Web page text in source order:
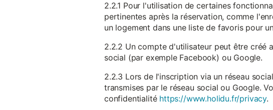
2.2.1 Pour l'utilisation de certaines
pertinentes après la réservation, comme
un logement dans une liste de favoris pour
2.2.2 Un compte d'utilisateur peut être créé
social (par exemple Facebook) ou Google.
2.2.3 Lors de l'inscription via un réseau
transmises par le réseau social ou Google.
confidentialité https://www.holidu.fr/privacy.